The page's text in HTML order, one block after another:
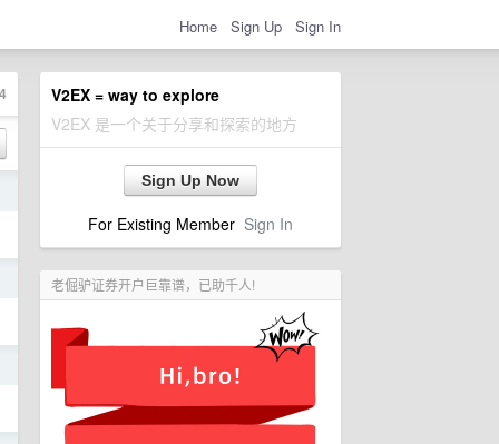
Home Sign Up Sign In
V2EX = way to explore
V2EX 是一个关于分享和探索的地方
Sign Up Now
For Existing Member Sign In
老倔驴证券开户巨靠谱，已助千人!